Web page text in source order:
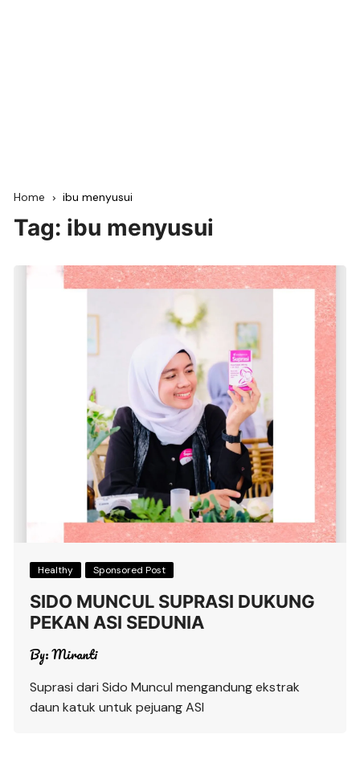
Home ibu menyusui
Tag: ibu menyusui
Healthy Sponsored Post
SIDO MUNCUL SUPRASI DUKUNG
PEKAN ASI SEDUNIA
By:Miranti
Suprasi dari Sido Muncul mengandung ekstrak
daun katuk untuk pejuang ASI